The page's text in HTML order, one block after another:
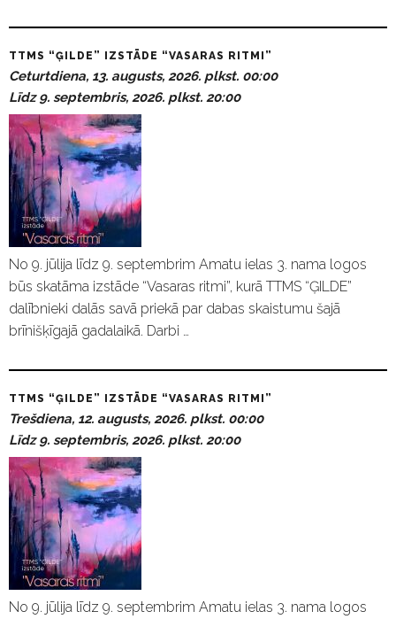
TTMS “ĢILDE” IZSTĀDE “VASARAS RITMI”
Ceturtdiena, 13. augusts, 2026. plkst. 00:00
Līdz 9. septembris, 2026. plkst. 20:00
No 9. jūlija līdz 9. septembrim Amatu ielas 3. nama logos
būs skatāma izstāde “Vasaras ritmi”, kurā TTMS “ĢILDE”
dalībnieki dalās savā priekā par dabas skaistumu šajā
brīnišķīgajā gadalaikā. Darbi …
TTMS “ĢILDE” IZSTĀDE “VASARAS RITMI”
Trešdiena, 12. augusts, 2026. plkst. 00:00
Līdz 9. septembris, 2026. plkst. 20:00
No 9. jūlija līdz 9. septembrim Amatu ielas 3. nama logos